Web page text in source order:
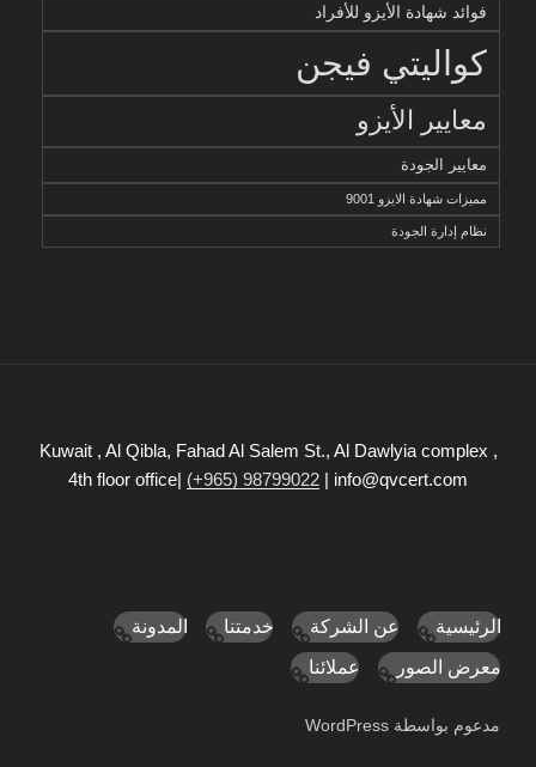
فوائد شهادة الأيزو للأفراد
كواليتي فيجن
معايير الأيزو
معايير الجودة
مميزات شهادة الايزو 9001
نظام إدارة الجودة
Kuwait , Al Qibla, Fahad Al Salem St., Al Dawlyia complex ,
4th floor office| (+965) 98799022 | info@qvcert.com
الرئيسية عن الشركة خدمتنا
المدونة
معرض الصور
عملائنا
مدعوم بواسطة WordPress